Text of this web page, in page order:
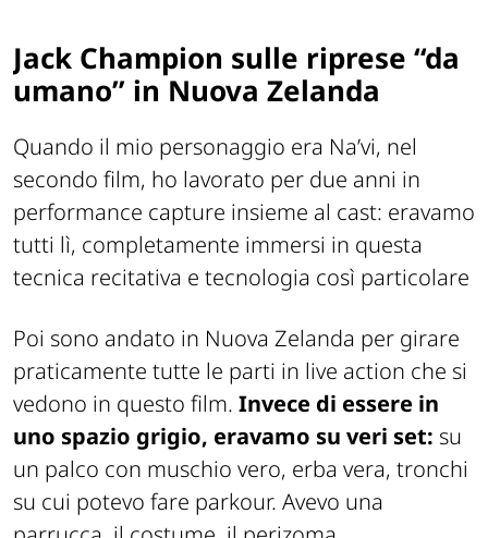
Jack Champion sulle riprese “da
umano” in Nuova Zelanda
Quando il mio personaggio era Na’vi, nel
secondo film, ho lavorato per due anni in
performance capture insieme al cast: eravamo
tutti lì, completamente immersi in questa
tecnica recitativa e tecnologia così particolare
Poi sono andato in Nuova Zelanda per girare
praticamente tutte le parti in live action che si
vedono in questo film. Invece di essere in
uno spazio grigio, eravamo su veri set: su
un palco con muschio vero, erba vera, tronchi
su cui potevo fare parkour. Avevo una